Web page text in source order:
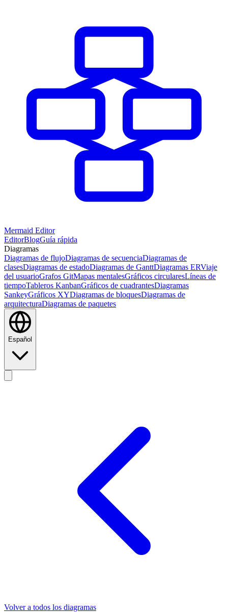
Mermaid Editor
EditorBlogGuía rápida
Diagramas
Diagramas de flujoDiagramas de secuenciaDiagramas de
clasesDiagramas de estadoDiagramas de GanttDiagramas ERViaje
del usuarioGrafos GitMapas mentalesGráficos circularesLíneas de
tiempoTableros KanbanGráficos de cuadrantesDiagramas
SankeyGráficos XYDiagramas de bloquesDiagramas de
arquitecturaDiagramas de paquetes
Español
Volver a todos los diagramas